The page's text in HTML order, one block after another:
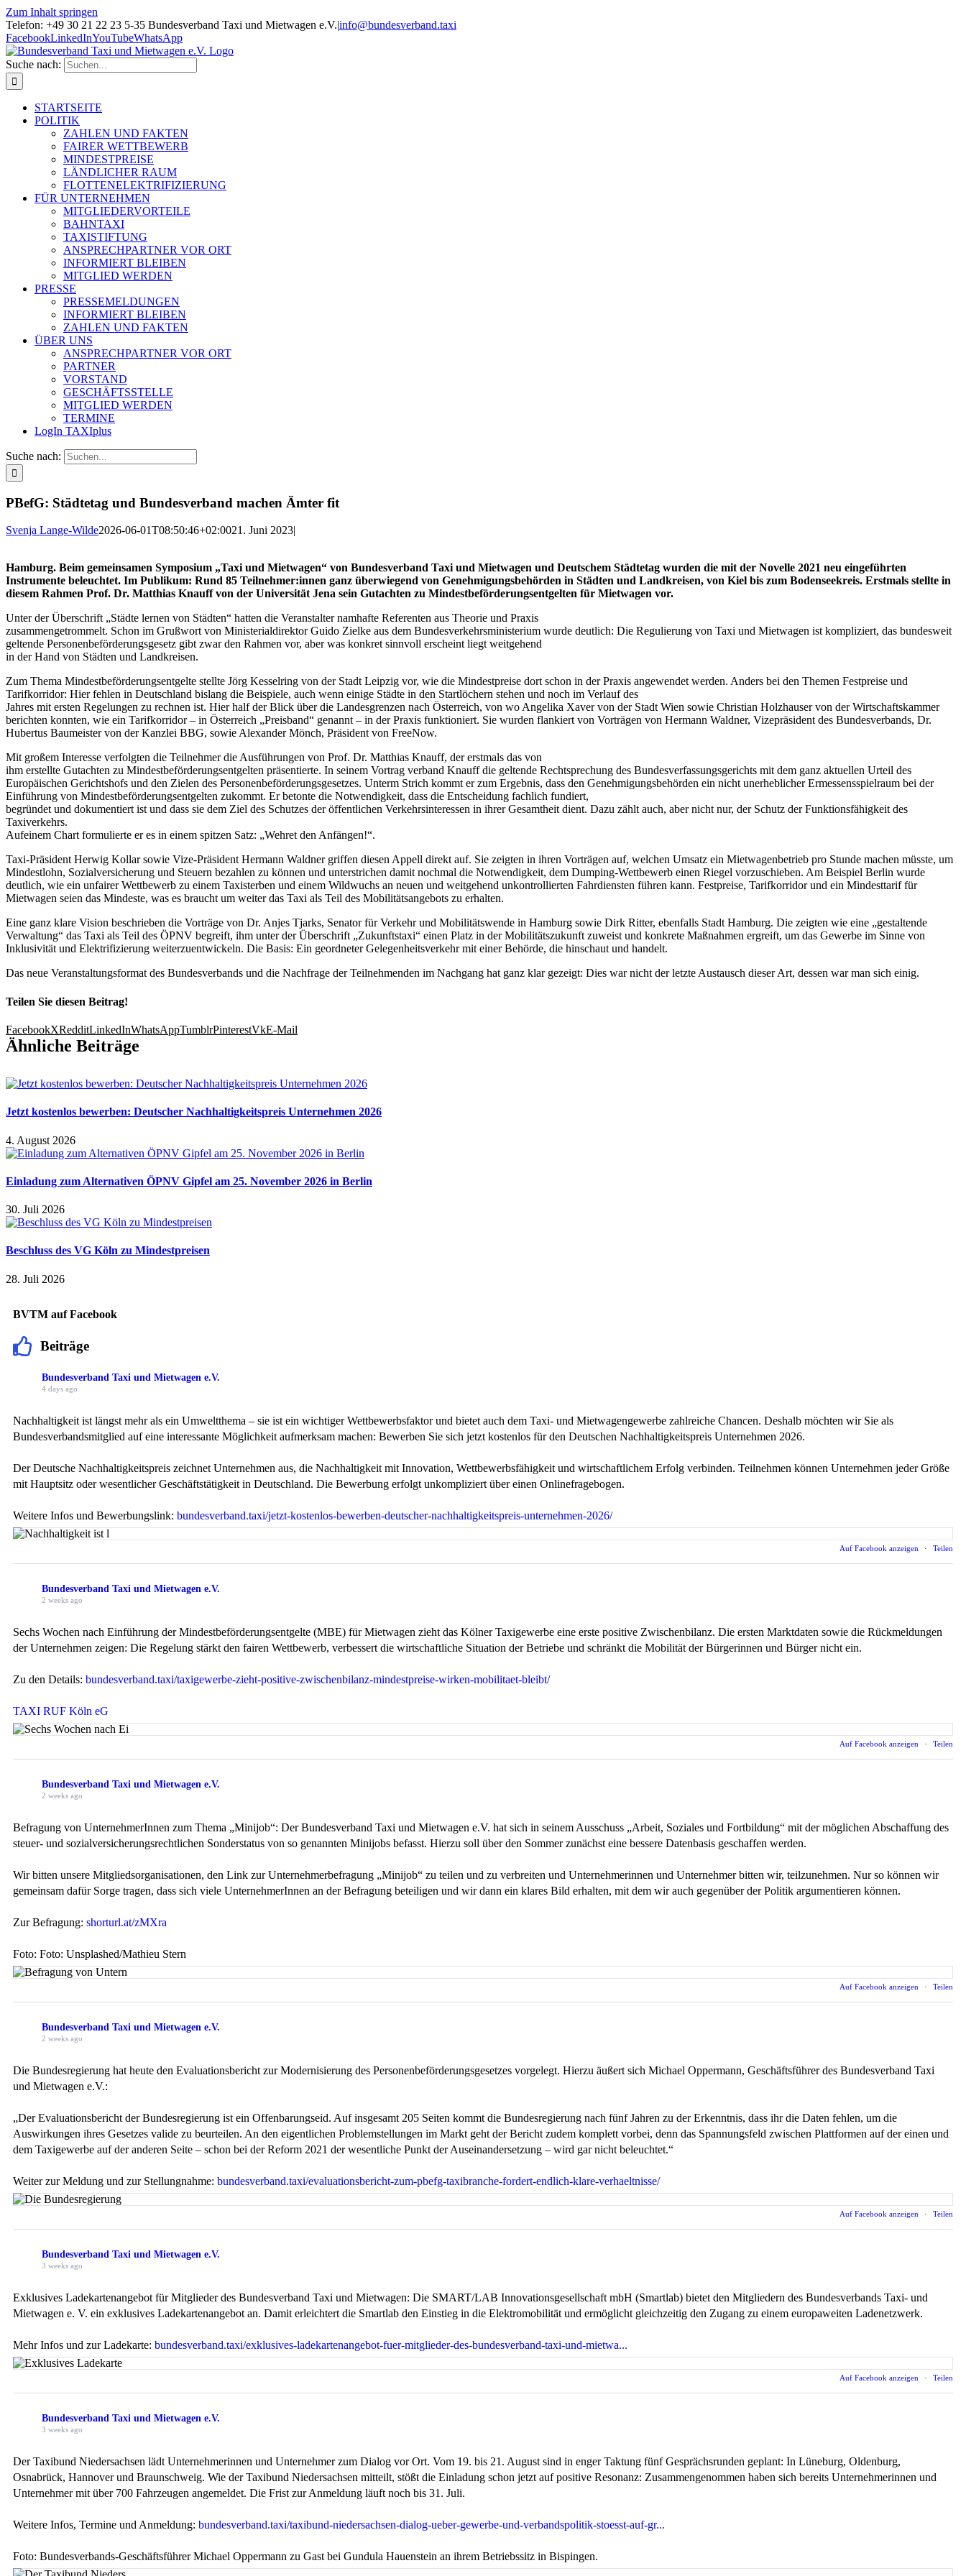
Zum Inhalt springen
Telefon: +49 30 21 22 23 5-35 Bundesverband Taxi und Mietwagen e.V.|info@bundesverband.taxi
FacebookLinkedInYouTubeWhatsApp
Suche nach:
STARTSEITE
POLITIK
ZAHLEN UND FAKTEN
FAIRER WETTBEWERB
MINDESTPREISE
LÄNDLICHER RAUM
FLOTTENELEKTRIFIZIERUNG
FÜR UNTERNEHMEN
MITGLIEDERVORTEILE
BAHNTAXI
TAXISTIFTUNG
ANSPRECHPARTNER VOR ORT
INFORMIERT BLEIBEN
MITGLIED WERDEN
PRESSE
PRESSEMELDUNGEN
INFORMIERT BLEIBEN
ZAHLEN UND FAKTEN
ÜBER UNS
ANSPRECHPARTNER VOR ORT
PARTNER
VORSTAND
GESCHÄFTSSTELLE
MITGLIED WERDEN
TERMINE
LogIn TAXIplus
Suche nach:
PBefG: Städtetag und Bundesverband machen Ämter fit
Svenja Lange-Wilde2026-06-01T08:50:46+02:0021. Juni 2023|
Hamburg. Beim gemeinsamen Symposium „Taxi und Mietwagen“ von Bundesverband Taxi und Mietwagen und Deutschem Städtetag wurden die mit der Novelle 2021 neu eingeführten
Instrumente beleuchtet. Im Publikum: Rund 85 Teilnehmer:innen ganz überwiegend von Genehmigungsbehörden in Städten und Landkreisen, von Kiel bis zum Bodenseekreis. Erstmals stellte in
diesem Rahmen Prof. Dr. Matthias Knauff von der Universität Jena sein Gutachten zu Mindestbeförderungsentgelten für Mietwagen vor.
Unter der Überschrift „Städte lernen von Städten“ hatten die Veranstalter namhafte Referenten aus Theorie und Praxis
zusammengetrommelt. Schon im Grußwort von Ministerialdirektor Guido Zielke aus dem Bundesverkehrsministerium wurde deutlich: Die Regulierung von Taxi und Mietwagen ist kompliziert, das bundesweit
geltende Personenbeförderungsgesetz gibt zwar den Rahmen vor, aber was konkret sinnvoll erscheint liegt weitgehend
in der Hand von Städten und Landkreisen.
Zum Thema Mindestbeförderungsentgelte stellte Jörg Kesselring von der Stadt Leipzig vor, wie die Mindestpreise dort schon in der Praxis angewendet werden. Anders bei den Themen Festpreise und
Tarifkorridor: Hier fehlen in Deutschland bislang die Beispiele, auch wenn einige Städte in den Startlöchern stehen und noch im Verlauf des
Jahres mit ersten Regelungen zu rechnen ist. Hier half der Blick über die Landesgrenzen nach Österreich, von wo Angelika Xaver von der Stadt Wien sowie Christian Holzhauser von der Wirtschaftskammer
berichten konnten, wie ein Tarifkorridor – in Österreich „Preisband“ genannt – in der Praxis funktioniert. Sie wurden flankiert von Vorträgen von Hermann Waldner, Vizepräsident des Bundesverbands, Dr.
Hubertus Baumeister von der Kanzlei BBG, sowie Alexander Mönch, Präsident von FreeNow.
Mit großem Interesse verfolgten die Teilnehmer die Ausführungen von Prof. Dr. Matthias Knauff, der erstmals das von
ihm erstellte Gutachten zu Mindestbeförderungsentgelten präsentierte. In seinem Vortrag verband Knauff die geltende Rechtsprechung des Bundesverfassungsgerichts mit dem ganz aktuellen Urteil des
Europäischen Gerichtshofs und den Zielen des Personenbeförderungsgesetzes. Unterm Strich kommt er zum Ergebnis, dass den Genehmigungsbehörden ein nicht unerheblicher Ermessensspielraum bei der
Einführung von Mindestbeförderungsentgelten zukommt. Er betonte die Notwendigkeit, dass die Entscheidung fachlich fundiert,
begründet und dokumentiert ist und dass sie dem Ziel des Schutzes der öffentlichen Verkehrsinteressen in ihrer Gesamtheit dient. Dazu zählt auch, aber nicht nur, der Schutz der Funktionsfähigkeit des
Taxiverkehrs.
Aufeinem Chart formulierte er es in einem spitzen Satz: „Wehret den Anfängen!“.
Taxi-Präsident Herwig Kollar sowie Vize-Präsident Hermann Waldner griffen diesen Appell direkt auf. Sie zeigten in ihren Vorträgen auf, welchen Umsatz ein Mietwagenbetrieb pro Stunde machen müsste, um
Mindestlohn, Sozialversicherung und Steuern bezahlen zu können und unterstrichen damit nochmal die Notwendigkeit, dem Dumping-Wettbewerb einen Riegel vorzuschieben. Am Beispiel Berlin wurde
deutlich, wie ein unfairer Wettbewerb zu einem Taxisterben und einem Wildwuchs an neuen und weitgehend unkontrollierten Fahrdiensten führen kann. Festpreise, Tarifkorridor und ein Mindesttarif für
Mietwagen seien das Mindeste, was es braucht um weiter das Taxi als Teil des Mobilitätsangebots zu erhalten.
Eine ganz klare Vision beschrieben die Vorträge von Dr. Anjes Tjarks, Senator für Verkehr und Mobilitätswende in Hamburg sowie Dirk Ritter, ebenfalls Stadt Hamburg. Die zeigten wie eine „gestaltende
Verwaltung“ das Taxi als Teil des ÖPNV begreift, ihm unter der Überschrift „Zukunftstaxi“ einen Platz in der Mobilitätszukunft zuweist und konkrete Maßnahmen ergreift, um das Gewerbe im Sinne von
Inklusivität und Elektrifizierung weiterzuentwickeln. Die Basis: Ein geordneter Gelegenheitsverkehr mit einer Behörde, die hinschaut und handelt.
Das neue Veranstaltungsformat des Bundesverbands und die Nachfrage der Teilnehmenden im Nachgang hat ganz klar gezeigt: Dies war nicht der letzte Austausch dieser Art, dessen war man sich einig.
Teilen Sie diesen Beitrag!
FacebookXRedditLinkedInWhatsAppTumblrPinterestVkE-Mail
Ähnliche Beiträge
Jetzt kostenlos bewerben: Deutscher Nachhaltigkeitspreis Unternehmen 2026
4. August 2026
Einladung zum Alternativen ÖPNV Gipfel am 25. November 2026 in Berlin
30. Juli 2026
Beschluss des VG Köln zu Mindestpreisen
28. Juli 2026
BVTM auf Facebook
Beiträge
Bundesverband Taxi und Mietwagen e.V.
4 days ago
Nachhaltigkeit ist längst mehr als ein Umweltthema – sie ist ein wichtiger Wettbewerbsfaktor und bietet auch dem Taxi- und Mietwagengewerbe zahlreiche Chancen. Deshalb möchten wir Sie als
Bundesverbandsmitglied auf eine interessante Möglichkeit aufmerksam machen: Bewerben Sie sich jetzt kostenlos für den Deutschen Nachhaltigkeitspreis Unternehmen 2026.
Der Deutsche Nachhaltigkeitspreis zeichnet Unternehmen aus, die Nachhaltigkeit mit Innovation, Wettbewerbsfähigkeit und wirtschaftlichem Erfolg verbinden. Teilnehmen können Unternehmen jeder Größe
mit Hauptsitz oder wesentlicher Geschäftstätigkeit in Deutschland. Die Bewerbung erfolgt unkompliziert über einen Onlinefragebogen.
Weitere Infos und Bewerbungslink: bundesverband.taxi/jetzt-kostenlos-bewerben-deutscher-nachhaltigkeitspreis-unternehmen-2026/
Auf Facebook anzeigen · Teilen
Bundesverband Taxi und Mietwagen e.V.
2 weeks ago
Sechs Wochen nach Einführung der Mindestbeförderungsentgelte (MBE) für Mietwagen zieht das Kölner Taxigewerbe eine erste positive Zwischenbilanz. Die ersten Marktdaten sowie die Rückmeldungen
der Unternehmen zeigen: Die Regelung stärkt den fairen Wettbewerb, verbessert die wirtschaftliche Situation der Betriebe und schränkt die Mobilität der Bürgerinnen und Bürger nicht ein.
Zu den Details: bundesverband.taxi/taxigewerbe-zieht-positive-zwischenbilanz-mindestpreise-wirken-mobilitaet-bleibt/
TAXI RUF Köln eG
Auf Facebook anzeigen · Teilen
Bundesverband Taxi und Mietwagen e.V.
2 weeks ago
Befragung von UnternehmerInnen zum Thema „Minijob“: Der Bundesverband Taxi und Mietwagen e.V. hat sich in seinem Ausschuss „Arbeit, Soziales und Fortbildung“ mit der möglichen Abschaffung des
steuer- und sozialversicherungsrechtlichen Sonderstatus von so genannten Minijobs befasst. Hierzu soll über den Sommer zunächst eine bessere Datenbasis geschaffen werden.
Wir bitten unsere Mitgliedsorganisationen, den Link zur Unternehmerbefragung „Minijob“ zu teilen und zu verbreiten und Unternehmerinnen und Unternehmer bitten wir, teilzunehmen. Nur so können wir
gemeinsam dafür Sorge tragen, dass sich viele UnternehmerInnen an der Befragung beteiligen und wir dann ein klares Bild erhalten, mit dem wir auch gegenüber der Politik argumentieren können.
Zur Befragung: shorturl.at/zMXra
Foto: Foto: Unsplashed/Mathieu Stern
Auf Facebook anzeigen · Teilen
Bundesverband Taxi und Mietwagen e.V.
2 weeks ago
Die Bundesregierung hat heute den Evaluationsbericht zur Modernisierung des Personenbeförderungsgesetzes vorgelegt. Hierzu äußert sich Michael Oppermann, Geschäftsführer des Bundesverband Taxi
und Mietwagen e.V.:
„Der Evaluationsbericht der Bundesregierung ist ein Offenbarungseid. Auf insgesamt 205 Seiten kommt die Bundesregierung nach fünf Jahren zu der Erkenntnis, dass ihr die Daten fehlen, um die
Auswirkungen ihres Gesetzes valide zu beurteilen. An den eigentlichen Problemstellungen im Markt geht der Bericht zudem komplett vorbei, denn das Spannungsfeld zwischen Plattformen auf der einen und
dem Taxigewerbe auf der anderen Seite – schon bei der Reform 2021 der wesentliche Punkt der Auseinandersetzung – wird gar nicht beleuchtet.“
Weiter zur Meldung und zur Stellungnahme: bundesverband.taxi/evaluationsbericht-zum-pbefg-taxibranche-fordert-endlich-klare-verhaeltnisse/
Auf Facebook anzeigen · Teilen
Bundesverband Taxi und Mietwagen e.V.
3 weeks ago
Exklusives Ladekartenangebot für Mitglieder des Bundesverband Taxi und Mietwagen: Die SMART/LAB Innovationsgesellschaft mbH (Smartlab) bietet den Mitgliedern des Bundesverbands Taxi- und
Mietwagen e. V. ein exklusives Ladekartenangebot an. Damit erleichtert die Smartlab den Einstieg in die Elektromobilität und ermöglicht gleichzeitig den Zugang zu einem europaweiten Ladenetzwerk.
Mehr Infos und zur Ladekarte: bundesverband.taxi/exklusives-ladekartenangebot-fuer-mitglieder-des-bundesverband-taxi-und-mietwa...
Auf Facebook anzeigen · Teilen
Bundesverband Taxi und Mietwagen e.V.
3 weeks ago
Der Taxibund Niedersachsen lädt Unternehmerinnen und Unternehmer zum Dialog vor Ort. Vom 19. bis 21. August sind in enger Taktung fünf Gesprächsrunden geplant: In Lüneburg, Oldenburg,
Osnabrück, Hannover und Braunschweig. Wie der Taxibund Niedersachsen mitteilt, stößt die Einladung schon jetzt auf positive Resonanz: Zusammengenommen haben sich bereits Unternehmerinnen und
Unternehmer mit über 700 Fahrzeugen angemeldet. Die Frist zur Anmeldung läuft noch bis 31. Juli.
Weitere Infos, Termine und Anmeldung: bundesverband.taxi/taxibund-niedersachsen-dialog-ueber-gewerbe-und-verbandspolitik-stoesst-auf-gr...
Foto: Bundesverbands-Geschäftsführer Michael Oppermann zu Gast bei Gundula Hauenstein an ihrem Betriebssitz in Bispingen.